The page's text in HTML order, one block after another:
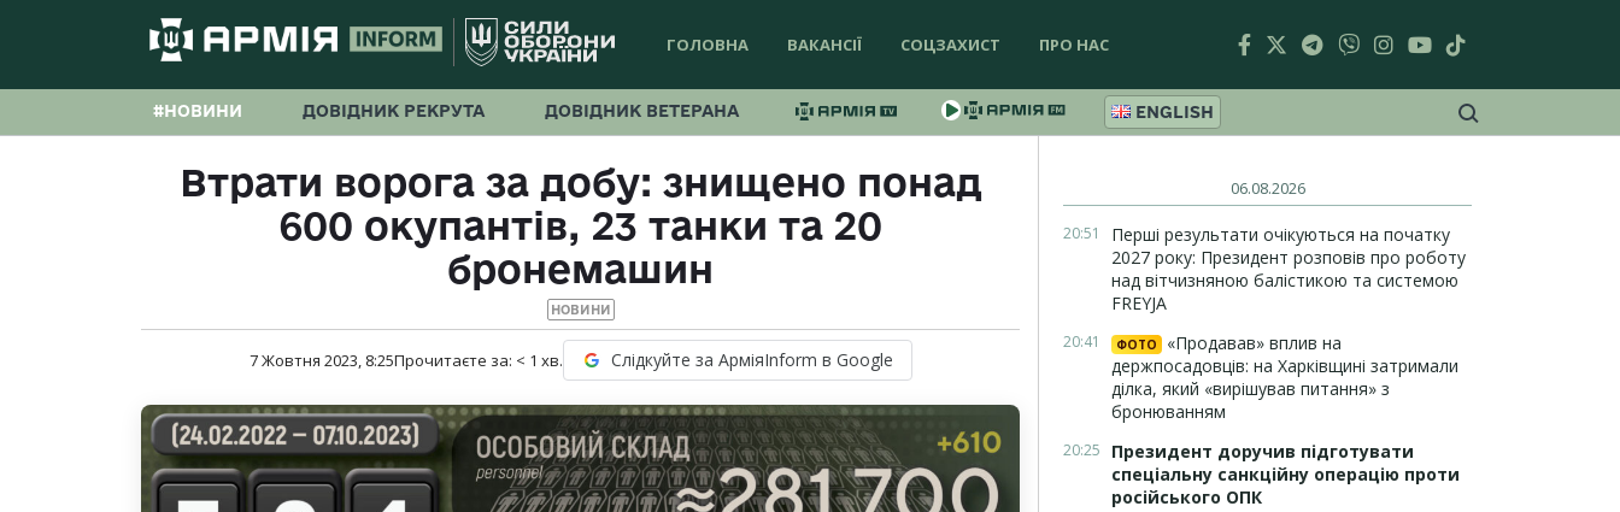
ГОЛОВНА ВАКАНСІЇ СОЦЗАХИСТ ПРО НАС
#НОВИНИ ДОВІДНИК РЕКРУТА ДОВІДНИК ВЕТЕРАНА ENGLISH
Втрати ворога за добу: знищено понад
600 окупантів, 23 танки та 20
бронемашин
НОВИНИ
7 Жовтня 2023, 8:25Прочитаєте за: < 1 хв. Слідкуйте за АрміяInform в Google
06.08.2026
20:51
Перші результати очікуються на початку
2027 року: Президент розповів про роботу
над вітчизняною балістикою та системою
FREYJA
20:41 ФОТО
«Продавав» вплив на
держпосадовців: на Харківщині затримали
ділка, який «вирішував питання» з
бронюванням
20:25
Президент доручив підготувати
спеціальну санкційну операцію проти
російського ОПК